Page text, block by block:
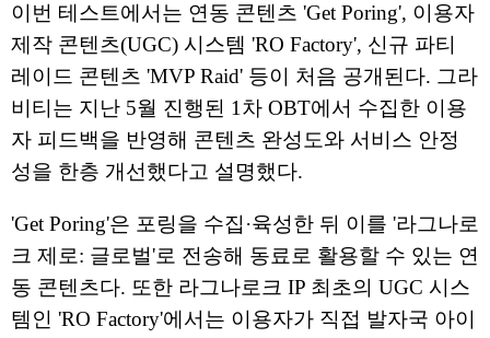
이번 테스트에서는 연동 콘텐츠 'Get Poring', 이용자
제작 콘텐츠(UGC) 시스템 'RO Factory', 신규 파티
레이드 콘텐츠 'MVP Raid' 등이 처음 공개된다. 그라
비티는 지난 5월 진행된 1차 OBT에서 수집한 이용
자 피드백을 반영해 콘텐츠 완성도와 서비스 안정
성을 한층 개선했다고 설명했다.
'Get Poring'은 포링을 수집·육성한 뒤 이를 '라그나로
크 제로: 글로벌'로 전송해 동료로 활용할 수 있는 연
동 콘텐츠다. 또한 라그나로크 IP 최초의 UGC 시스
템인 'RO Factory'에서는 이용자가 직접 발자국 아이